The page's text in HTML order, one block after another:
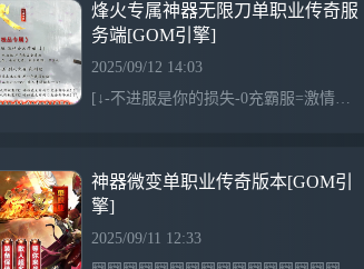
烽火专属神器无限刀单职业传奇服
务端[GOM引擎]
2025/09/12 14:03
[↓-不进服是你的损失-0充霸服=激情由此开始-↓]简单粗暴耐玩封G不伤脑攻速快吸血猛所有装备全靠打自动捡物，自动回收，自动挂机，穿戴提示，全部免费，轻松玩服，不累人无激情不传奇别人收费我白送别人免费我倒贴你可以充值但没有必要!永久回收充值装备满地爆花一分钱算我输无充值地图!中期地图刷新终极BOSS!新手也能打BOSS!散人牛逼横扫一切!Boss爆一切!终极全靠打!终极爆率高!人人终极装PK!略微花点时间0充全部毕业! !BosS爆一切!终极全靠打!终极爆率高!人人终极装PK!略微花点时间0.充全部毕业!
神器微变单职业传奇版本[GOM引
擎]
2025/09/11 12:33